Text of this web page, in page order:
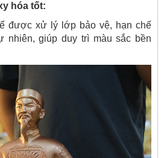
hóa tốt:
được xử lý lớp bảo vệ, hạn chế
nhiên, giúp duy trì màu sắc bền